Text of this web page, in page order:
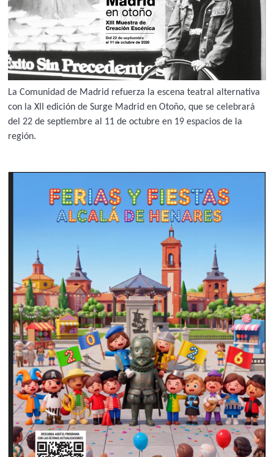
La Comunidad de Madrid refuerza la escena teatral alternativa
con la XII edición de Surge Madrid en Otoño, que se celebrará
del 22 de septiembre al 11 de octubre en 19 espacios de la
región.